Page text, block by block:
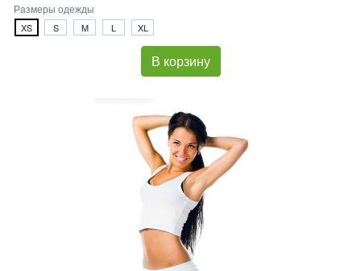
Размеры одежды
XS S M L XL
В корзину